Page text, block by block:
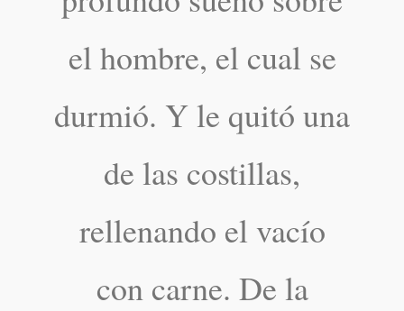
el hombre, el cual se
durmió. Y le quitó una
de las costillas,
rellenando el vacío
con carne. De la